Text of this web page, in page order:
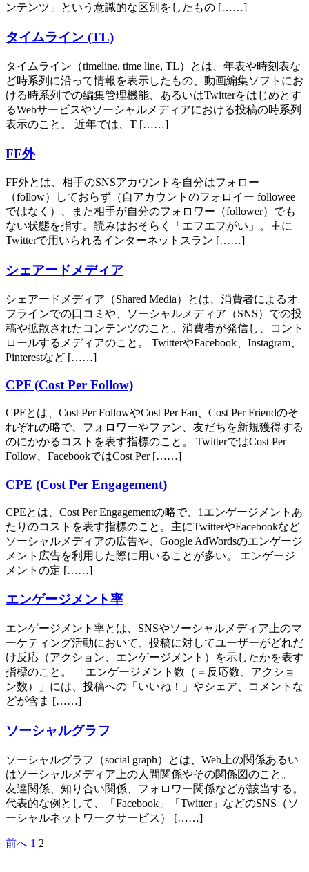
ンテンツ」という意識的な区別をしたもの [……]
タイムライン (TL)
タイムライン（timeline, time line, TL）とは、年表や時刻表な
ど時系列に沿って情報を表示したもの、動画編集ソフトにお
ける時系列での編集管理機能、あるいはTwitterをはじめとす
るWebサービスやソーシャルメディアにおける投稿の時系列
表示のこと。 近年では、T [……]
FF外
FF外とは、相手のSNSアカウントを自分はフォロー
（follow）しておらず（自アカウントのフォロイー followee
ではなく）、また相手が自分のフォロワー（follower）でも
ない状態を指す。読みはおそらく「エフエフがい」。主に
Twitterで用いられるインターネットスラン [……]
シェアードメディア
シェアードメディア（Shared Media）とは、消費者によるオ
フラインでの口コミや、ソーシャルメディア（SNS）での投
稿や拡散されたコンテンツのこと。消費者が発信し、コント
ロールするメディアのこと。 TwitterやFacebook、Instagram、
Pinterestなど [……]
CPF (Cost Per Follow)
CPFとは、Cost Per FollowやCost Per Fan、Cost Per Friendのそ
れぞれの略で、フォロワーやファン、友だちを新規獲得する
のにかかるコストを表す指標のこと。 TwitterではCost Per
Follow、FacebookではCost Per [……]
CPE (Cost Per Engagement)
CPEとは、Cost Per Engagementの略で、1エンゲージメントあ
たりのコストを表す指標のこと。主にTwitterやFacebookなど
ソーシャルメディアの広告や、Google AdWordsのエンゲージ
メント広告を利用した際に用いることが多い。 エンゲージ
メントの定 [……]
エンゲージメント率
エンゲージメント率とは、SNSやソーシャルメディア上のマ
ーケティング活動において、投稿に対してユーザーがどれだ
け反応（アクション、エンゲージメント）を示したかを表す
指標のこと。 「エンゲージメント数（＝反応数、アクショ
ン数）」には、投稿への「いいね！」やシェア、コメントな
どが含ま [……]
ソーシャルグラフ
ソーシャルグラフ（social graph）とは、Web上の関係あるい
はソーシャルメディア上の人間関係やその関係図のこと。
友達関係、知り合い関係、フォロワー関係などが該当する。
代表的な例として、「Facebook」「Twitter」などのSNS（ソ
ーシャルネットワークサービス） [……]
投
前へ 1 2